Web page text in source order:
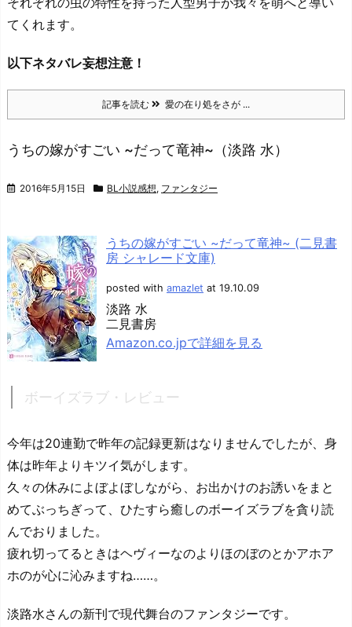
てくれます。
以下ネタバレ妄想注意！
記事を読む 愛の在り処をさが ...
うちの嫁がすごい ~だって竜神~（淡路 水）
2016年5月15日 BL小説感想, ファンタジー
うちの嫁がすごい ~だって竜神~ (二見書
房 シャレード文庫)
posted with amazlet at 19.10.09
淡路 水
二見書房
Amazon.co.jpで詳細を見る
ボーイズラブ・レビュー
今年は20連勤で昨年の記録更新はなりませんでしたが、身
体は昨年よりキツイ気がします。
久々の休みによぼよぼしながら、お出かけのお誘いをまと
めてぶっちぎって、ひたすら癒しのボーイズラブを貪り読
んでおりました。
疲れ切ってるときはヘヴィーなのよりほのぼのとかアホア
ホのが心に沁みますね……。
淡路水さんの新刊で現代舞台のファンタジーです。